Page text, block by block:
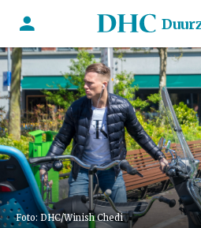
Foto: DHC/Winish Chedi